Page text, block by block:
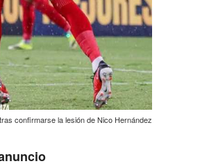
confirmarse la lesión de Nico Hernández